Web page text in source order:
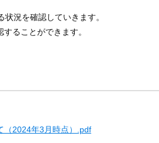
況を確認していきます。
ることができます。
（2024年3月時点）.pdf